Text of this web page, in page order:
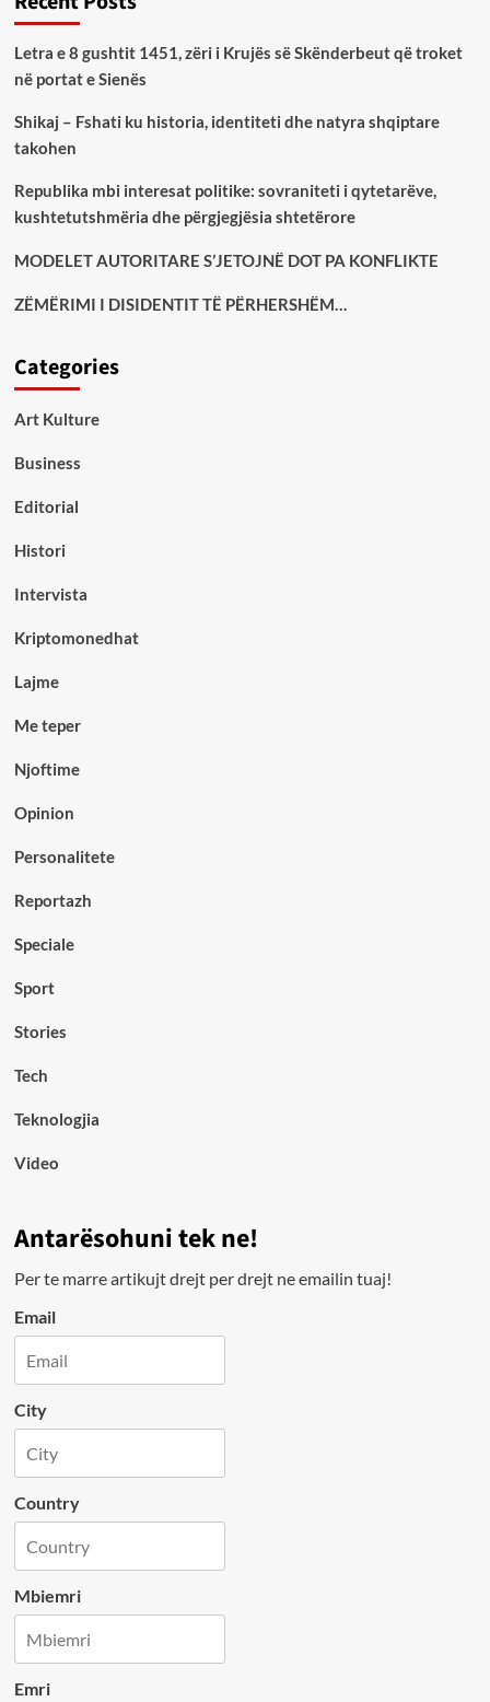
Letra e 8 gushtit 1451, zëri i Krujës së Skënderbeut që troket
në portat e Sienës
Shikaj – Fshati ku historia, identiteti dhe natyra shqiptare
takohen
Republika mbi interesat politike: sovraniteti i qytetarëve,
kushtetutshmëria dhe përgjegjësia shtetërore
MODELET AUTORITARE S’JETOJNË DOT PA KONFLIKTE
ZËMËRIMI I DISIDENTIT TË PËRHERSHËM…
Categories
Art Kulture
Business
Editorial
Histori
Intervista
Kriptomonedhat
Lajme
Me teper
Njoftime
Opinion
Personalitete
Reportazh
Speciale
Sport
Stories
Tech
Teknologjia
Video
Antarësohuni tek ne!
Per te marre artikujt drejt per drejt ne emailin tuaj!
Email
City
Country
Mbiemri
Emri